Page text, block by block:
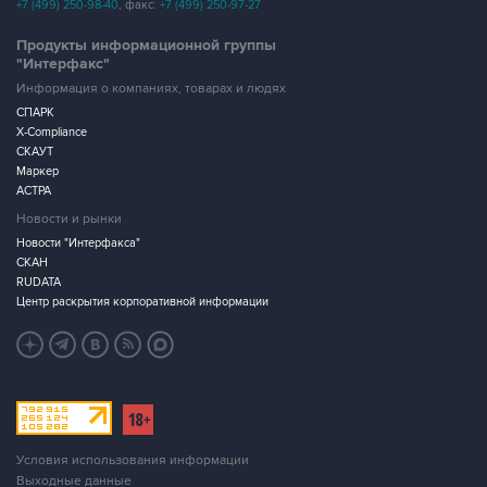
+7 (499) 250-98-40, факс: +7 (499) 250-97-27
Продукты информационной группы
"Интерфакс"
Информация о компаниях, товарах и людях
СПАРК
X-Compliance
СКАУТ
Маркер
АСТРА
Новости и рынки
Новости "Интерфакса"
СКАН
RUDATA
Центр раскрытия корпоративной информации
Условия использования информации
Выходные данные